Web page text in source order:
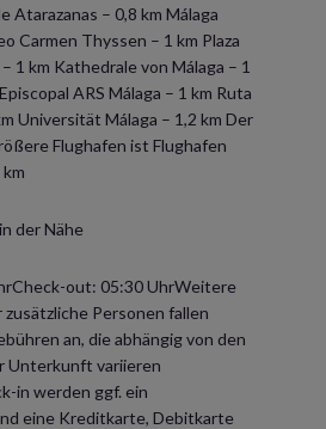
Atarazanas – 0,8 km Málaga
Carmen Thyssen – 1 km Plaza
1 km Kathedrale von Málaga – 1
ARS Málaga – 1 km Ruta
Universität Málaga – 1,2 km Der
Flughafen ist Flughafen
der Nähe
out: 05:30 UhrWeitere
Personen fallen
an, die abhängig von den
Unterkunft variieren
in werden ggf. ein
eine Kreditkarte, Debitkarte